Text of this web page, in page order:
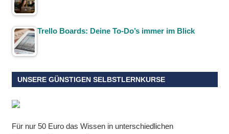
Trello Boards: Deine To-Do’s immer im Blick
UNSERE GÜNSTIGEN SELBSTLERNKURSE
Für nur 50 Euro das Wissen in unterschiedlichen